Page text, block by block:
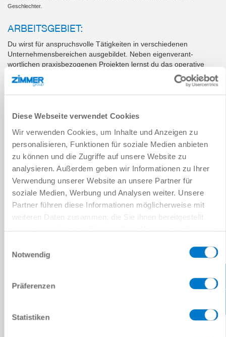
Diese Webseite verwendet Cookies
Wir verwenden Cookies, um Inhalte und Anzeigen zu
personalisieren, Funktionen für soziale Medien anbieten
zu können und die Zugriffe auf unsere Website zu
analysieren. Außerdem geben wir Informationen zu Ihrer
Verwendung unserer Website an unsere Partner für
soziale Medien, Werbung und Analysen weiter. Unsere
Partner führen diese Informationen möglicherweise mit
weiteren Daten zusammen, die Sie ihnen bereitgestellt
Notwendig
Präferenzen
Statistiken
Geschlechter.
ARBEITSGEBIET:
Du wirst für anspruchsvolle Tätigkeiten in verschiedenen
Unternehmensberei­chen ausgebildet. Neben eigenverant­
wortlichen praxisbezogenen Projekten lernst du das operative
Tagesgeschäft, verbunden mit betrieblichen Fachkennt­nissen, in
einem mittelständischen In­dustrieunternehmen kennen.
im vierteljährlichen Wechsel an zwei Lernorten statt: dem Betrieb
in Rheinau und der Dualen Hoch­schule Baden-Württemberg in
Karlsruhe.
ANFORDERUNGEN:
Hochschulreife sowie überdurch­schnittlich gute Leistungen
Gute Englischkenntnisse und weitere Fremdsprachen von
Vorteil
Ein abwechslungsreiches Studium mit einer hohen
Grillabende